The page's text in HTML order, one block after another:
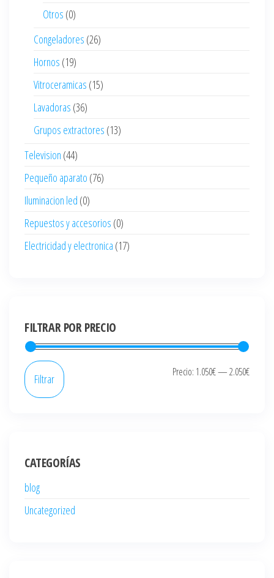
Otros (0)
Congeladores (26)
Hornos (19)
Vitroceramicas (15)
Lavadoras (36)
Grupos extractores (13)
Television (44)
Pequeño aparato (76)
Iluminacion led (0)
Repuestos y accesorios (0)
Electricidad y electronica (17)
FILTRAR POR PRECIO
Precio
Precio
Filtrar Precio: 1.050€—2.050€
CATEGORÍAS
blog
Uncategorized